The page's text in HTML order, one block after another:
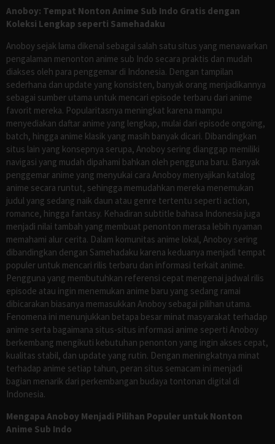
Anoboy: Tempat Nonton Anime Sub Indo Gratis dengan
Koleksi Lengkap seperti Samehadaku
Anoboy sejak lama dikenal sebagai salah satu situs yang menawarkan
pengalaman menonton anime sub Indo secara praktis dan mudah
diakses oleh para penggemar di Indonesia. Dengan tampilan
sederhana dan update yang konsisten, banyak orang menjadikannya
sebagai sumber utama untuk mencari episode terbaru dari anime
favorit mereka. Popularitasnya meningkat karena mampu
menyediakan daftar anime yang lengkap, mulai dari episode ongoing,
batch, hingga anime klasik yang masih banyak dicari. Dibandingkan
situs lain yang konsepnya serupa, Anoboy sering dianggap memiliki
navigasi yang mudah dipahami bahkan oleh pengguna baru. Banyak
penggemar anime yang menyukai cara Anoboy menyajikan katalog
anime secara runtut, sehingga memudahkan mereka menemukan
judul yang sedang naik daun atau genre tertentu seperti action,
romance, hingga fantasy. Kehadiran subtitle bahasa Indonesia juga
menjadi nilai tambah yang membuat penonton merasa lebih nyaman
memahami alur cerita. Dalam komunitas anime lokal, Anoboy sering
dibandingkan dengan Samehadaku karena keduanya menjadi tempat
populer untuk mencari rilis terbaru dan informasi terkait anime.
Pengguna yang membutuhkan referensi cepat mengenai jadwal rilis
episode atau ingin menemukan anime baru yang sedang ramai
dibicarakan biasanya memasukkan Anoboy sebagai pilihan utama.
Fenomena ini menunjukkan betapa besar minat masyarakat terhadap
anime serta bagaimana situs-situs informasi anime seperti Anoboy
berkembang mengikuti kebutuhan penonton yang ingin akses cepat,
kualitas stabil, dan update yang rutin. Dengan meningkatnya minat
terhadap anime setiap tahun, peran situs semacam ini menjadi
bagian menarik dari perkembangan budaya tontonan digital di
Indonesia.
Mengapa Anoboy Menjadi Pilihan Populer untuk Nonton
Anime Sub Indo